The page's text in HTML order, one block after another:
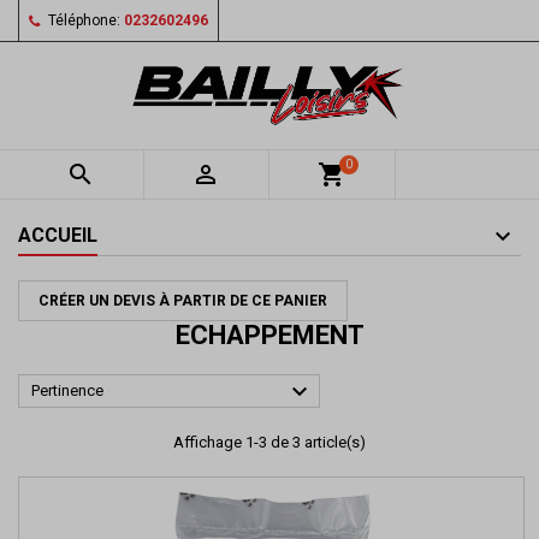
Téléphone: 0232602496
  shopping_cart0
ACCUEIL
CRÉER UN DEVIS À PARTIR DE CE PANIER
ECHAPPEMENT
Pertinence 
Affichage 1-3 de 3 article(s)